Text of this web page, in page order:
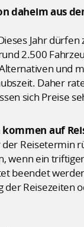
daheim aus
Jahr dürfen
2.500
und
Daher
sich Preise
auf
der Reisetermin
wenn ein
beendet
der Reisezeiten